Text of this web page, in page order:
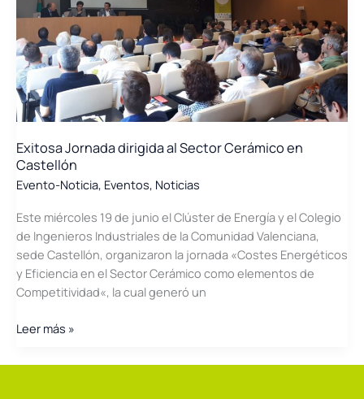
Consumidores
Intensivos
de
Energía»
Exitosa Jornada dirigida al Sector Cerámico en
Castellón
Evento-Noticia, Eventos, Noticias
Este miércoles 19 de junio el Clúster de Energía y el Colegio
de Ingenieros Industriales de la Comunidad Valenciana,
sede Castellón, organizaron la jornada «Costes Energéticos
y Eficiencia en el Sector Cerámico como elementos de
Competitividad«, la cual generó un
Exitosa
dirigida
Leer más »